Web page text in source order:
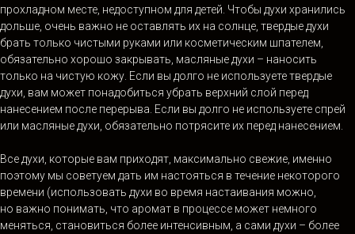
прохладном месте, недоступном для детей. Чтобы духи хранились
дольше, очень важно не оставлять их на солнце, твердые духи
брать только чистыми руками или косметическим шпателем,
обязательно хорошо закрывать, масляные духи – наносить
только на чистую кожу. Если вы долго не используете твердые
духи, вам может понадобиться убрать верхний слой перед
нанесением после перерыва. Если вы долго не используете спрей
или масляные духи, обязательно потрясите их перед нанесением.
Все духи, которые вам приходят, максимально свежие, именно
поэтому мы советуем дать им настояться в течение некоторого
времени (использовать духи во время настаивания можно,
но важно понимать, что аромат в процессе может немного
меняться, становиться более интенсивным, а сами духи – более